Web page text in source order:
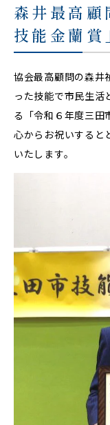
森井最高顧
技能金蘭賞
協会最高顧問の森井
った技能で市民生活
る「令和６年度三田
心からお祝いすると
いたします。